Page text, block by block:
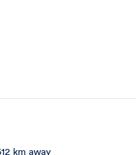
km away